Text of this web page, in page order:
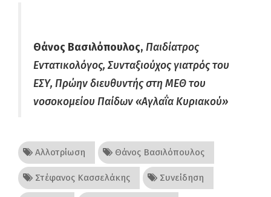
Θάνος Βασιλόπουλος, Παιδίατρος
Εντατικολόγος, Συνταξιούχος γιατρός του
ΕΣΥ, Πρώην διευθυντής στη ΜΕΘ του
νοσοκομείου Παίδων «Αγλαΐα Κυριακού»
Αλλοτρίωση Θάνος Βασιλόπουλος
Στέφανος Κασσελάκης Συνείδηση